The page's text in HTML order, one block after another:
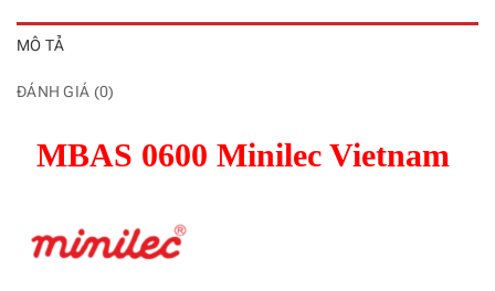
MÔ TẢ
ĐÁNH GIÁ (0)
MBAS 0600 Minilec Vietnam